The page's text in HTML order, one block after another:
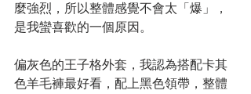
麼強烈，所以整體感覺不會太「爆」，
是我蠻喜歡的一個原因。
偏灰色的王子格外套，我認為搭配卡其
色羊毛褲最好看，配上黑色領帶，整體